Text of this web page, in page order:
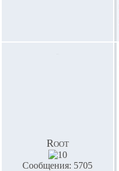
Root
Сообщения: 5705